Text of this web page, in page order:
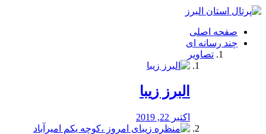
فصد
شرق
تهران
خشکشویی
صفحه اصلی
چند رسانه ای
تصاویر
البرز زیبا
اکتبر 22, 2019